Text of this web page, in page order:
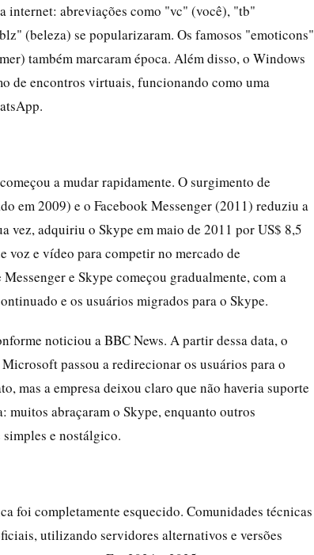
internet: abreviações como "vc" (você), "tb"
(beleza) se popularizaram. Os famosos "emoticons"
também marcaram época. Além disso, o Windows
de encontros virtuais, funcionando como uma
a mudar rapidamente. O surgimento de
em 2009) e o Facebook Messenger (2011) reduziu a
vez, adquiriu o Skype em maio de 2011 por US$ 8,5
voz e vídeo para competir no mercado de
e Skype começou gradualmente, com a
e os usuários migrados para o Skype.
noticiou a BBC News. A partir dessa data, o
passou a redirecionar os usuários para o
mas a empresa deixou claro que não haveria suporte
muitos abraçaram o Skype, enquanto outros
e nostálgico.
foi completamente esquecido. Comunidades técnicas
utilizando servidores alternativos e versões